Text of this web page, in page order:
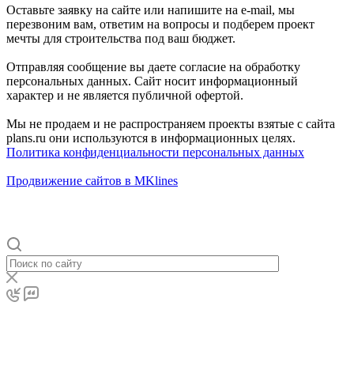
Оставьте заявку на сайте или напишите на e-mail, мы
перезвоним вам, ответим на вопросы и подберем проект
мечты для строительства под ваш бюджет.
Отправляя сообщение вы даете согласие на обработку
персональных данных. Сайт носит информационный
характер и не является публичной офертой.
Мы не продаем и не распространяем проекты взятые с сайта
plans.ru они используются в информационных целях.
Политика конфиденциальности персональных данных
Продвижение сайтов в MKlines